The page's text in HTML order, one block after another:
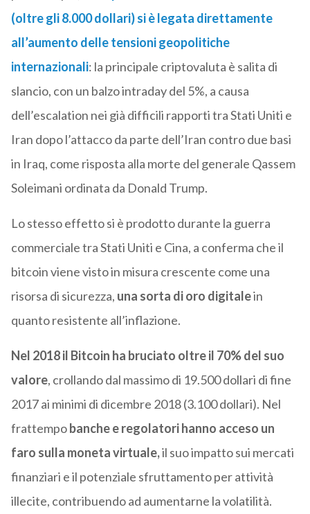
(oltre gli 8.000 dollari) si è legata direttamente
all’aumento delle tensioni geopolitiche
internazionali: la principale criptovaluta è salita di
slancio, con un balzo intraday del 5%, a causa
dell’escalation nei già difficili rapporti tra Stati Uniti e
Iran dopo l’attacco da parte dell’Iran contro due basi
in Iraq, come risposta alla morte del generale Qassem
Soleimani ordinata da Donald Trump.
Lo stesso effetto si è prodotto durante la guerra
commerciale tra Stati Uniti e Cina, a conferma che il
bitcoin viene visto in misura crescente come una
risorsa di sicurezza, una sorta di oro digitalein
quanto resistente all’inflazione.
Nel 2018 il Bitcoin ha bruciato oltre il 70% del suo
valore, crollando dal massimo di 19.500 dollari di fine
2017 ai minimi di dicembre 2018 (3.100 dollari). Nel
frattempobanche e regolatori hanno acceso un
faro sulla moneta virtuale,il suo impatto sui mercati
finanziari e il potenziale sfruttamento per attività
illecite, contribuendo ad aumentarne la volatilità.